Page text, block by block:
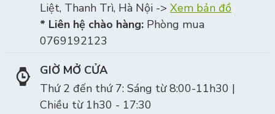
Liệt, Thanh Trì, Hà Nội -> Xem bản đồ
* Liên hệ chào hàng: Phòng mua
0769192123
GIỜ MỞ CỬA
Thứ 2 đến thứ 7: Sáng từ 8:00-11h30 |
Chiều từ 1h30 - 17:30